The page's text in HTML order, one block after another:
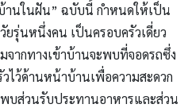
านในฝัน” ฉบับนี้ กำหนดให้เป็น
รุ่นหนึ่งคน เป็นครอบครัวเดี่ยว
ากทางเข้าบ้านจะพบที่จอดรถซึ่ง
ไว้ด้านหน้าบ้านเพื่อความสะดวก
บส่วนรับประทานอาหารและส่วน